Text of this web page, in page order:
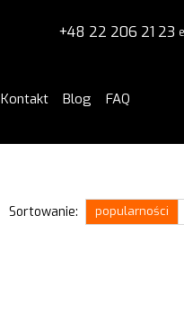
+48 22 206 21 23
Kontakt Blog FAQ
Sortowanie: popularności